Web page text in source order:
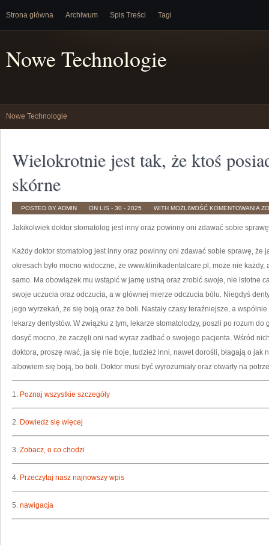
Strona główna Archiwum Spis Treści Tagi
Nowe Technologie
Nowe Technologie
Wielokrotnie jest tak, że ktoś
skórne
POSTED BY ADMIN ON LIS - 30 - 2025 WITH MOŻLIWOŚĆ KOMENTOWANIA
ŻE
Jakikolwiek doktor stomatolog jest inny oraz powinny oni zdawać sobie sprawę
Każdy doktor stomatolog jest inny oraz powinny oni zdawać sobie sprawę, że
okresach było mocno widoczne, że www.klinikadentalcare.pl, może nie
samo. Ma obowiązek mu wstąpić w jamę ustną oraz zrobić swoje, nie istotne
swoje uczucia oraz odczucia, a w głównej mierze odczucia bólu. Niegdyś
jego wyrzekań, że się boją oraz że boli. Nastały czasy teraźniejsze, a
lekarzy dentystów. W związku z tym, lekarze stomatolodzy, poszli po rozum
dosyć mocno, że zaczęli oni nad wyraz zadbać o swojego pacjenta. Wśród
doktora, proszę rwać, ja się nie boje, tudzież inni, nawet dorośli, błagają o jak
albowiem się boją, bo boli. Doktor musi być wyrozumiały oraz otwarty na
1. Poznaj wszystkie szczegóły
2. Dowiedz się więcej
3. Zobacz, o co chodzi
4. Przeczytaj nasz najnowszy wpis
5. nawigacja